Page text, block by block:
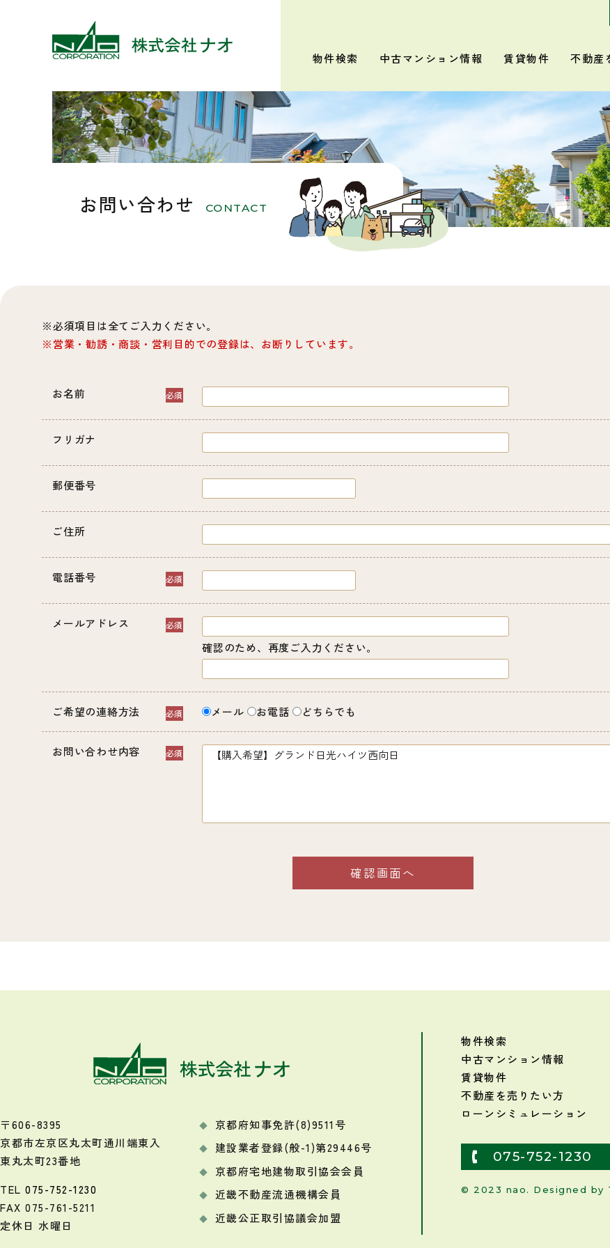
物件検索 中古マンション情報 賃貸物件 不動産
お問い合わせ CONTACT
必須項目は全てご入力ください。
営業・勧誘・商談・営利目的での登録は、お断りしています。
お名前
フリガナ
郵便番号
ご住所
電話番号
メールアドレス
確認のため、再度ご入力ください。
ご希望の連絡方法 メール お電話 どちらでも
お問い合わせ内容
〒606-8395
京都市左京区丸太町通川端東入
東丸太町23番地
TEL 075-752-1230
FAX 075-761-5211
定休日 水曜日
京都府知事免許(8)9511号
建設業者登録(般-1)第29446号
京都府宅地建物取引協会会員
近畿不動産流通機構会員
近畿公正取引協議会加盟
物件検索
中古マンション情報
賃貸物件
不動産を売りたい方
ローンシミュレーション
075-752-1230
© 2023 nao. Designed by